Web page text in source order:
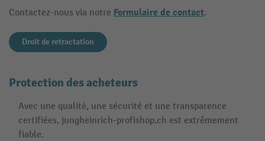
Contactez-nous via notre Formulaire de contact.
Droit de retractation
Protection des acheteurs
Avec une qualité, une sécurité et une transparence
certifiées, jungheinrich-profishop.ch est extrêmement
fiable.